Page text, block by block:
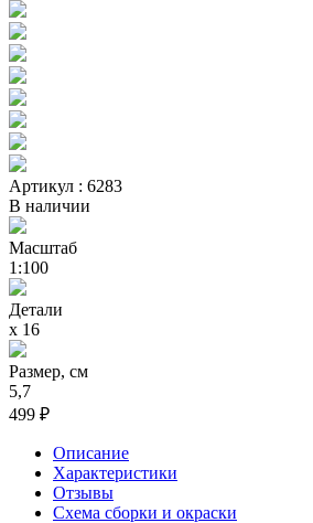
Артикул : 6283
В наличии
Масштаб
1:100
Детали
х 16
Размер, см
5,7
499 ₽
Описание
Характеристики
Отзывы
Схема сборки и окраски